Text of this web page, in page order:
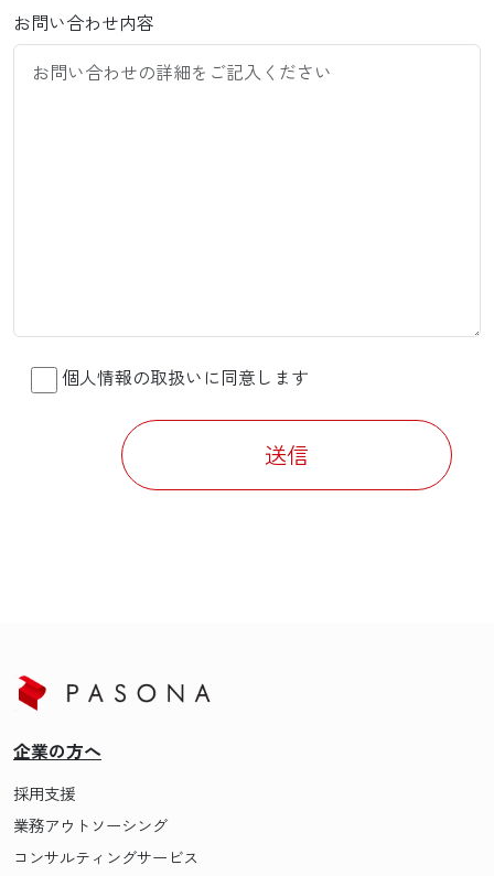
お問い合わせ内容
個人情報の取扱いに同意します
送信
企業の方へ
採用支援
業務アウトソーシング
コンサルティングサービス